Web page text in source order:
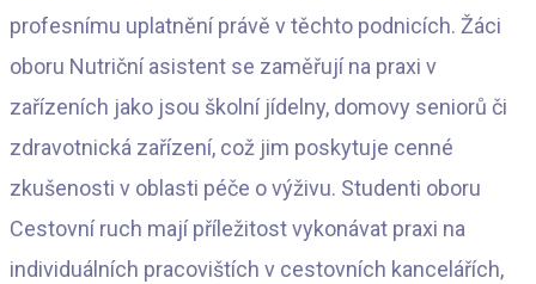
profesnímu uplatnění právě v těchto podnicích. Žáci
oboru Nutriční asistent se zaměřují na praxi v
zařízeních jako jsou školní jídelny, domovy seniorů či
zdravotnická zařízení, což jim poskytuje cenné
zkušenosti v oblasti péče o výživu. Studenti oboru
Cestovní ruch mají příležitost vykonávat praxi na
individuálních pracovištích v cestovních kancelářích,